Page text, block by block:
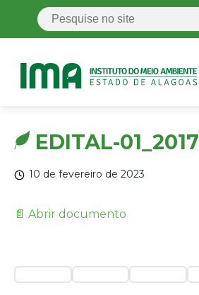
EDITAL-01_2017
10 de fevereiro de 2023
📄 Abrir documento